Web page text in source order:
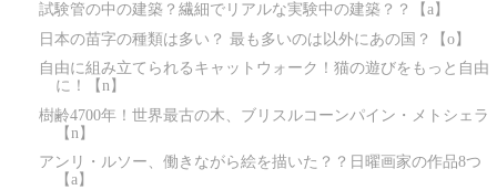
試験管の中の建築？繊細でリアルな実験中の建築？？【a】
日本の苗字の種類は多い？ 最も多いのは以外にあの国？【o】
自由に組み立てられるキャットウォーク！猫の遊びをもっと自由
に！【n】
樹齢4700年！世界最古の木、ブリスルコーンパイン・メトシェラ
【n】
アンリ・ルソー、働きながら絵を描いた？？日曜画家の作品8つ
【a】